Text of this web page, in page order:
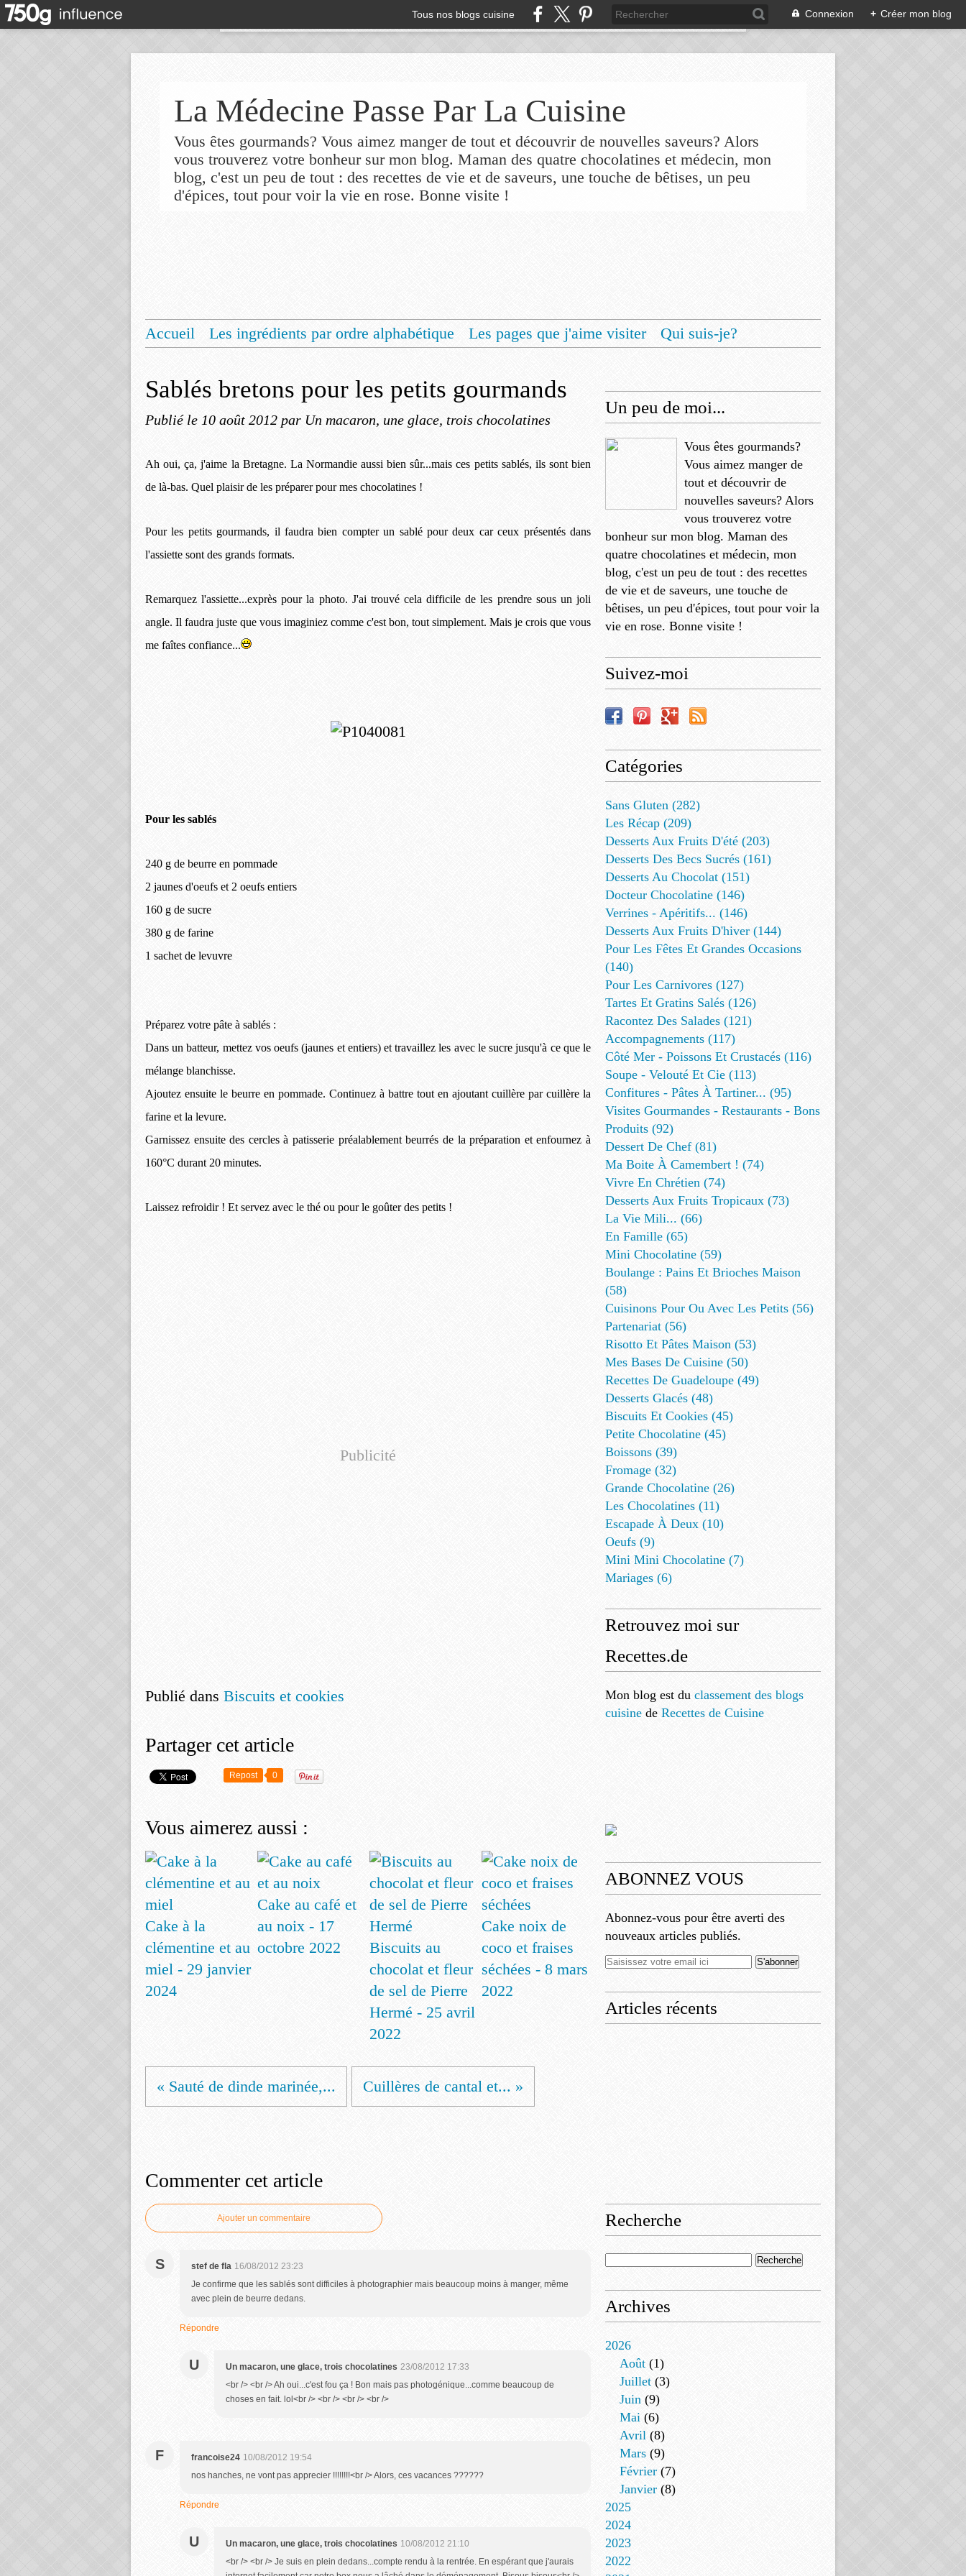
Tous nos blogs cuisine Connexion + Créer mon blog
La Médecine Passe Par La Cuisine
Vous êtes gourmands? Vous aimez manger de tout et découvrir de nouvelles saveurs? Alors
vous trouverez votre bonheur sur mon blog. Maman des quatre chocolatines et médecin, mon
blog, c'est un peu de tout : des recettes de vie et de saveurs, une touche de bêtises, un peu
d'épices, tout pour voir la vie en rose. Bonne visite !
Accueil Les ingrédients par ordre alphabétique Les pages que j'aime visiter
Qui suis-je?
Sablés bretons pour les petits gourmands
Publié le 10 août 2012 par Un macaron, une glace, trois chocolatines
Ah oui, ça, j'aime la Bretagne. La Normandie aussi bien sûr...mais ces petits sablés, ils sont bien
de là-bas. Quel plaisir de les préparer pour mes chocolatines !
Pour les petits gourmands, il faudra bien compter un sablé pour deux car ceux présentés dans
l'assiette sont des grands formats.
Remarquez l'assiette...exprès pour la photo. J'ai trouvé cela difficile de les prendre sous un joli
angle. Il faudra juste que vous imaginiez comme c'est bon, tout simplement. Mais je crois que vous
me faîtes confiance...
Pour les sablés
240 g de beurre en pommade
2 jaunes d'oeufs et 2 oeufs entiers
160 g de sucre
380 g de farine
1 sachet de levuvre
Préparez votre pâte à sablés :
Dans un batteur, mettez vos oeufs (jaunes et entiers) et travaillez les avec le sucre jusqu'à ce que le
mélange blanchisse.
Ajoutez ensuite le beurre en pommade. Continuez à battre tout en ajoutant cuillère par cuillère la
farine et la levure.
Garnissez ensuite des cercles à patisserie préalablement beurrés de la préparation et enfournez à
160°C durant 20 minutes.
Laissez refroidir ! Et servez avec le thé ou pour le goûter des petits !
Publicité
Publié dans Biscuits et cookies
Partager cet article
Repost 0
Vous aimerez aussi :
Cake à la
clémentine et au
miel - 29 janvier
2024
Cake au café et
au noix - 17
octobre 2022
Biscuits au
chocolat et fleur
de sel de Pierre
Hermé - 25 avril
2022
Cake noix de
coco et fraises
séchées - 8 mars
2022
« Sauté de dinde marinée,... Cuillères de cantal et... »
Commenter cet article
Ajouter un commentaire
S stef de fla 16/08/2012 23:23
Je confirme que les sablés sont difficiles à photographier mais beaucoup moins à manger, même
avec plein de beurre dedans.
Répondre
U Un macaron, une glace, trois chocolatines 23/08/2012 17:33
<br /> <br /> Ah oui...c'est fou ça ! Bon mais pas photogénique...comme beaucoup de
choses en fait. lol<br /> <br /> <br /> <br />
F francoise24 10/08/2012 19:54
nos hanches, ne vont pas apprecier !!!!!!!!<br /> Alors, ces vacances ??????
Répondre
U Un macaron, une glace, trois chocolatines 10/08/2012 21:10
<br /> <br /> Je suis en plein dedans...compte rendu à la rentrée. En espérant que j'aurais
Un peu de moi...
Vous êtes gourmands?
Vous aimez manger de
tout et découvrir de
nouvelles saveurs? Alors
vous trouverez votre
bonheur sur mon blog. Maman des
quatre chocolatines et médecin, mon
blog, c'est un peu de tout : des recettes
de vie et de saveurs, une touche de
bêtises, un peu d'épices, tout pour voir la
vie en rose. Bonne visite !
Suivez-moi
Catégories
Sans Gluten (282)
Les Récap (209)
Desserts Aux Fruits D'été (203)
Desserts Des Becs Sucrés (161)
Desserts Au Chocolat (151)
Docteur Chocolatine (146)
Verrines - Apéritifs... (146)
Desserts Aux Fruits D'hiver (144)
Pour Les Fêtes Et Grandes Occasions
(140)
Pour Les Carnivores (127)
Tartes Et Gratins Salés (126)
Racontez Des Salades (121)
Accompagnements (117)
Côté Mer - Poissons Et Crustacés (116)
Soupe - Velouté Et Cie (113)
Confitures - Pâtes À Tartiner... (95)
Visites Gourmandes - Restaurants - Bons
Produits (92)
Dessert De Chef (81)
Ma Boite À Camembert ! (74)
Vivre En Chrétien (74)
Desserts Aux Fruits Tropicaux (73)
La Vie Mili... (66)
En Famille (65)
Mini Chocolatine (59)
Boulange : Pains Et Brioches Maison
(58)
Cuisinons Pour Ou Avec Les Petits (56)
Partenariat (56)
Risotto Et Pâtes Maison (53)
Mes Bases De Cuisine (50)
Recettes De Guadeloupe (49)
Desserts Glacés (48)
Biscuits Et Cookies (45)
Petite Chocolatine (45)
Boissons (39)
Fromage (32)
Grande Chocolatine (26)
Les Chocolatines (11)
Escapade À Deux (10)
Oeufs (9)
Mini Mini Chocolatine (7)
Mariages (6)
Retrouvez moi sur
Recettes.de
Mon blog est du classement des blogs
cuisine de Recettes de Cuisine
ABONNEZ VOUS
Abonnez-vous pour être averti des
nouveaux articles publiés.
Articles récents
Recherche
Archives
2026
Août (1)
Juillet (3)
Juin (9)
Mai (6)
Avril (8)
Mars (9)
Février (7)
Janvier (8)
2025
2024
2023
2022